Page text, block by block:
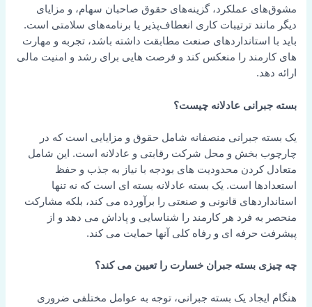
مشوق‌های عملکرد، گزینه‌های حقوق صاحبان سهام، و مزایای
دیگر مانند ترتیبات کاری انعطاف‌پذیر یا برنامه‌های سلامتی است.
باید با استانداردهای صنعت مطابقت داشته باشد، تجربه و مهارت
های کارمند را منعکس کند و فرصت هایی برای رشد و امنیت مالی
ارائه دهد.
بسته جبرانی عادلانه چیست؟
یک بسته جبرانی منصفانه شامل حقوق و مزایایی است که در
چارچوب بخش و محل شرکت رقابتی و عادلانه است. این شامل
متعادل کردن محدودیت های بودجه با نیاز به جذب و حفظ
استعدادها است. یک بسته عادلانه بسته ای است که نه تنها
استانداردهای قانونی و صنعتی را برآورده می کند، بلکه مشارکت
منحصر به فرد هر کارمند را شناسایی و پاداش می دهد و از
پیشرفت حرفه ای و رفاه کلی آنها حمایت می کند.
چه چیزی بسته جبران خسارت را تعیین می کند؟
هنگام ایجاد یک بسته جبرانی، توجه به عوامل مختلفی ضروری